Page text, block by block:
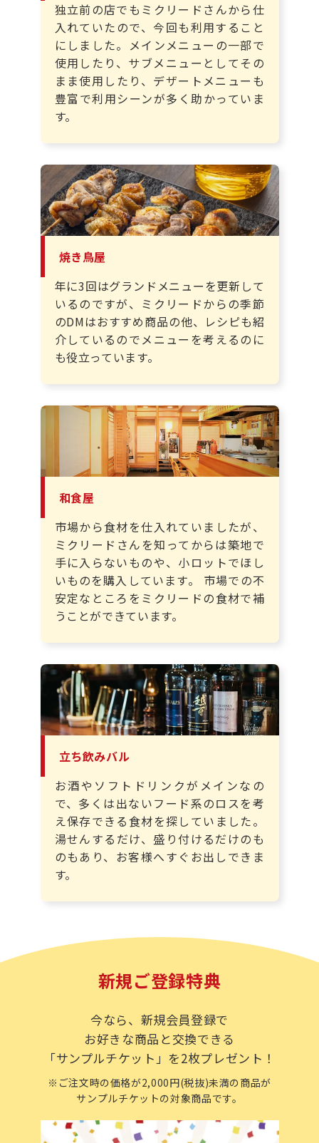
独立前の店でもミクリードさんから仕
入れていたので、今回も利用すること
にしました。メインメニューの一部で
使用したり、サブメニューとしてその
まま使用したり、デザートメニューも
豊富で利用シーンが多く助かっていま
す。
焼き鳥屋
年に3回はグランドメニューを更新して
いるのですが、ミクリードからの季節
のDMはおすすめ商品の他、レシピも紹
介しているのでメニューを考えるのに
も役立っています。
和食屋
市場から食材を仕入れていましたが、
ミクリードさんを知ってからは築地で
手に入らないものや、小ロットでほし
いものを購入しています。 市場での不
安定なところをミクリードの食材で補
うことができています。
立ち飲みバル
お酒やソフトドリンクがメインなの
で、多くは出ないフード系のロスを考
え保存できる食材を探していました。
湯せんするだけ、盛り付けるだけのも
のもあり、お客様へすぐお出しできま
す。
新規ご登録特典
今なら、新規会員登録で
お好きな商品と交換できる
「サンプルチケット」を2枚プレゼント！
※ご注文時の価格が2,000円(税抜)未満の商品が
サンプルチケットの対象商品です。